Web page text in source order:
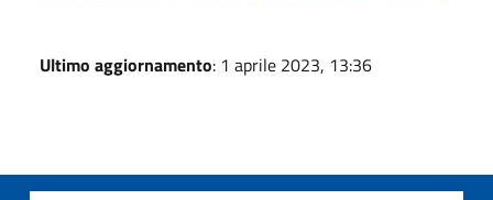
Ultimo aggiornamento: 1 aprile 2023, 13:36